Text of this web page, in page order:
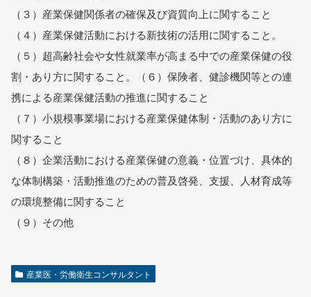
（３）産業保健関係者の確保及び資質向上に関すること
（４）産業保健活動における新技術の活用に関すること。
（５）超高齢社会や女性就業率が高まる中での産業保健の役
割・あり方に関すること。（６）保険者、健診機関等との連
携による産業保健活動の推進に関すること
（７）小規模事業場における産業保健体制・活動のあり方に
関すること
（８）企業活動における産業保健の意義・位置づけ、具体的
な体制構築・活動推進のための普及啓発、支援、人材育成等
の環境整備に関すること
（９）その他
産業医・労働衛生コンサルタント